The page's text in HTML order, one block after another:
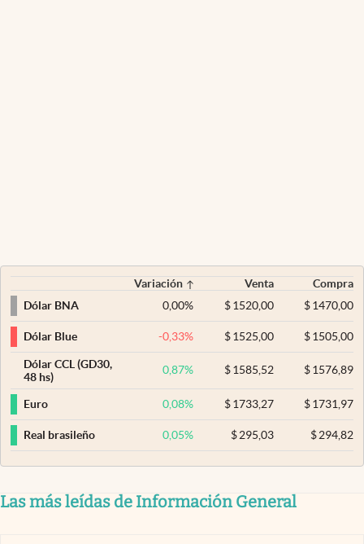
Variación Venta
Compra
Dólar BNA
0,00% $ 1520,00 $1470,00
Dólar Blue -0,33% $ 1525,00 $1505,00
Dólar CCL (GD30,
48 hs)
0,87% $ 1585,52 $1576,89
Euro 0,08% $ 1733,27 $1731,97
Real brasileño 0,05% $ 295,03 $294,82
Las más leídas de Información General